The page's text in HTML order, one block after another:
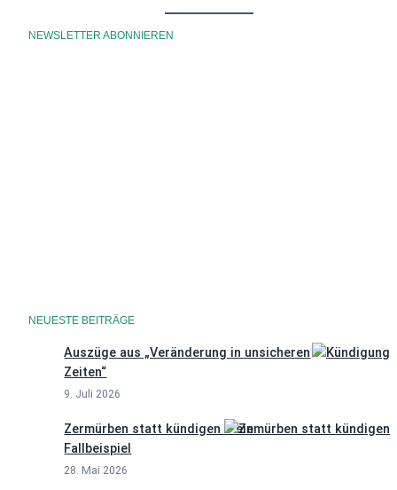
NEWSLETTER ABONNIEREN
NEUESTE BEITRÄGE
Auszüge aus „Veränderung in unsicheren
Zeiten“
9. Juli 2026
Zermürben statt kündigen – ein
Fallbeispiel
28. Mai 2026